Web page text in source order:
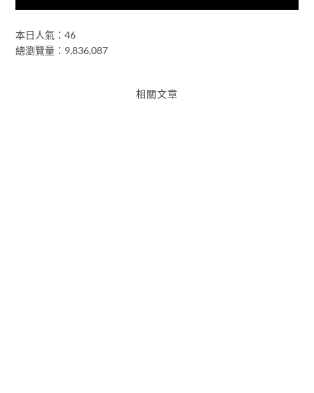
本日人氣：46
總瀏覽量：9,836,087
相關文章